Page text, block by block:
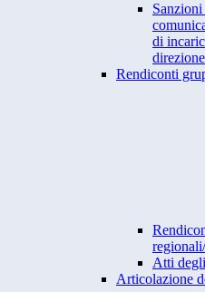
di
Rendiconti
Atti
Articolazione